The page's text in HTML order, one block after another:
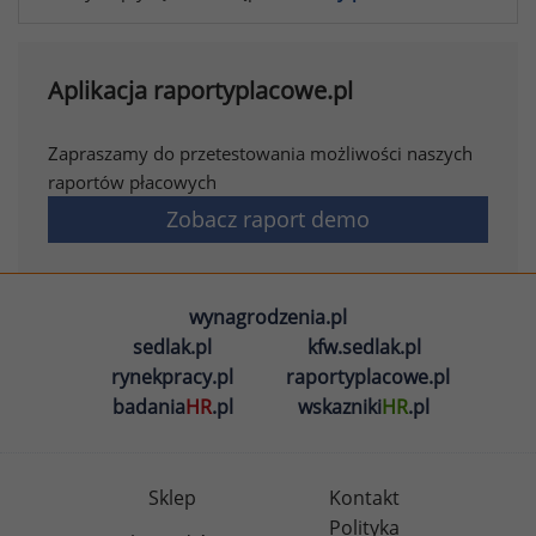
Aplikacja raportyplacowe.pl
Zapraszamy do przetestowania możliwości naszych
raportów płacowych
Zobacz raport demo
wynagrodzenia.pl
sedlak.pl
kfw.sedlak.pl
rynekpracy.pl
raportyplacowe.pl
badaniaHR.pl wskaznikiHR.pl
Sklep
Kontakt
Polityka